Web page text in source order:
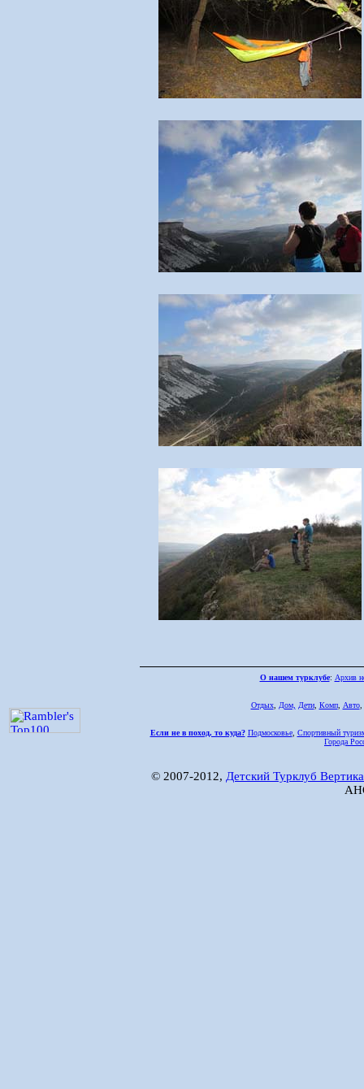
О нашем турклубе: Архив
Отдых, Дом, Дети, Комп, Авто,
Если не в поход, то куда? Подмосковье, Спортивный
Города
© 2007-2012, Детский Турклуб